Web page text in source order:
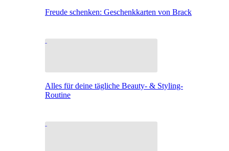
Freude schenken: Geschenkkarten von Brack
Alles für deine tägliche Beauty- & Styling-
Routine